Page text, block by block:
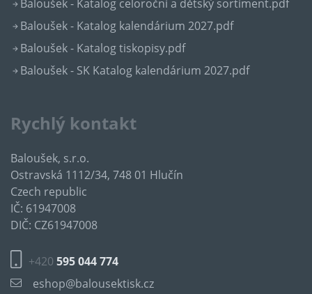
Baloušek - Katalog celoroční a dětský sortiment.pdf
Baloušek - Katalog kalendárium 2027.pdf
Baloušek - Katalog tiskopisy.pdf
Baloušek - SK Katalog kalendárium 2027.pdf
Rychlý kontakt
Baloušek, s.r.o.
Ostravská 1112/34, 748 01 Hlučín
Czech republic
IČ: 61947008
DIČ: CZ61947008
+420 595 044 774
eshop@balousektisk.cz